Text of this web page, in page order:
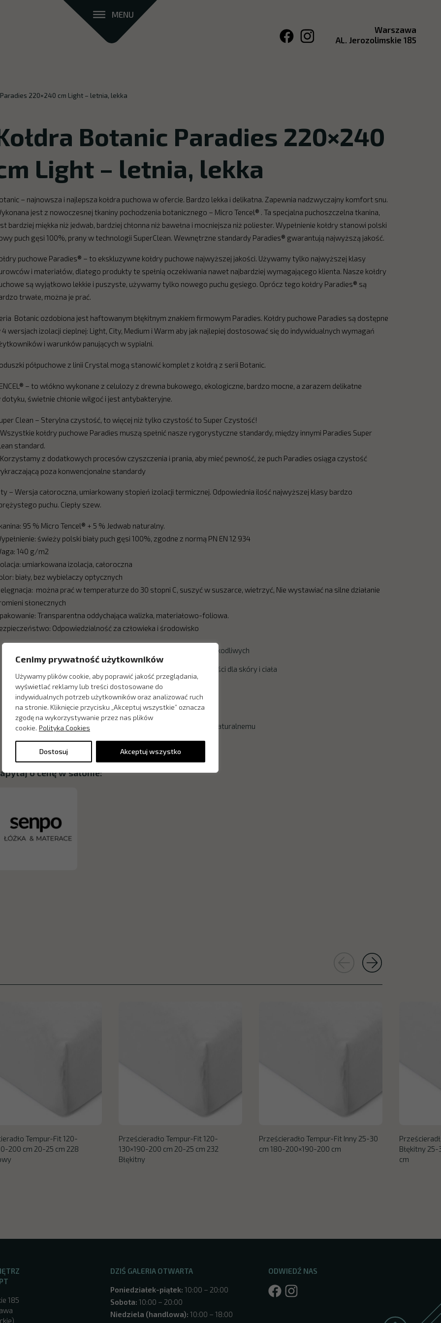
Cenimy prywatność użytkowników
Używamy plików cookie, aby poprawić jakość przeglądania,
wyświetlać reklamy lub treści dostosowane do
indywidualnych potrzeb użytkowników oraz analizować ruch
na stronie. Kliknięcie przycisku „Akceptuj wszystkie” oznacza
zgodę na wykorzystywanie przez nas plików
cookie. Polityka Cookies
Dostosuj Akceptuj wszystko
MENU
Warszawa
AL. Jerozolimskie 185
220×240 cm Light – letnia, lekka
Botanic Paradies 220×240
Light – letnia, lekka
– najnowsza i najlepsza kołdra puchowa w ofercie. Bardzo lekka i delikatna. Zapewnia nadzwyczajny komfort snu.
jest z nowoczesnej tkaniny pochodzenia botanicznego – Micro Tencel® . Ta specjalna puchoszczelna tkanina,
bardziej miękka niż jedwab, bardziej chłonna niż bawełna i mocniejsza niż poliester. Wypełnienie kołdry stanowi polski
puch gęsi 100%, prany w technologii SuperClean. Wewnętrzne standardy Paradies® gwarantują najwyższą jakość.
puchowe Paradies® – to ekskluzywne kołdry puchowe najwyższej jakości. Używamy tylko najwyższej klasy
i materiałów, dlatego produkty te spełnią oczekiwania nawet najbardziej wymagającego klienta. Nasze kołdry
są wyjątkowo lekkie i puszyste, używamy tylko nowego puchu gęsiego. Oprócz tego kołdry Paradies® są
trwałe, można je prać.
Botanic ozdobiona jest haftowanym błękitnym znakiem firmowym Paradies. Kołdry puchowe Paradies są dostępne
4 wersjach izolacji cieplnej: Light, City, Medium i Warm aby jak najlepiej dostosować się do indywidualnych wymagań
i warunków panujących w sypialni.
półpuchowe z linii Crystal mogą stanowić komplet z kołdrą z serii Botanic.
– to włókno wykonane z celulozy z drewna bukowego, ekologiczne, bardzo mocne, a zarazem delikatne
dotyku, świetnie chłonie wilgoć i jest antybakteryjne.
Clean – Sterylna czystość, to więcej niż tylko czystość to Super Czystość!
kołdry puchowe Paradies muszą spełnić nasze rygorystyczne standardy, między innymi Paradies Super
standard.
z dodatkowych procesów czyszczenia i prania, aby mieć pewność, że puch Paradies osiąga czystość
poza konwencjonalne standardy
– Wersja całoroczna, umiarkowany stopień izolacji termicznej. Odpowiednia ilość najwyższej klasy bardzo
puchu. Ciepły szew.
95 % Micro Tencel® + 5 % Jedwab naturalny.
świeży polski biały puch gęsi 100%, zgodne z normą PN EN 12 934
140 g/m2
umiarkowana izolacja, całoroczna
biały, bez wybielaczy optycznych
można prać w temperaturze do 30 stopni C, suszyć w suszarce, wietrzyć, Nie wystawiać na silne działanie
słonecznych
Transparentna oddychająca walizka, materiałowo-foliowa.
Odpowiedzialność za człowieka i środowisko
Tkaniny i materiały badane są pod kątem zawartości substancji szkodliwych
Przeprowadzamy medyczne testy tkanin pod kątem nieszkodliwości dla skóry i ciała
Tkaniny nie zawierają wybielaczy optycznych
Czystość Super Clean
Nasza produkcja jest w pełni ekologiczna i przyjazna środowisku naturalnemu
o cenę w salonie:
Tempur-Fit 120-
200 cm 20-25 cm 228
Prześcieradło Tempur-Fit 120-
130×190-200 cm 20-25 cm 232
Błękitny
Prześcieradło Tempur-Fit Inny 25-30
cm 180-200×190-200 cm
Błękitny
cm
185
DZIŚ GALERIA OTWARTA
Poniedziałek-piątek: 10:00 – 20:00
Sobota: 10:00 – 20:00
Niedziela (handlowa): 10:00 – 18:00
ODWIEDŹ NAS